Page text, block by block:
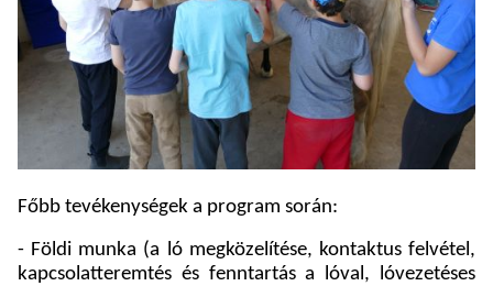
Főbb tevékenységek a program során:
- Földi munka (a ló megközelítése, kontaktus felvétel,
kapcsolatteremtés és fenntartás a lóval, lóvezetéses